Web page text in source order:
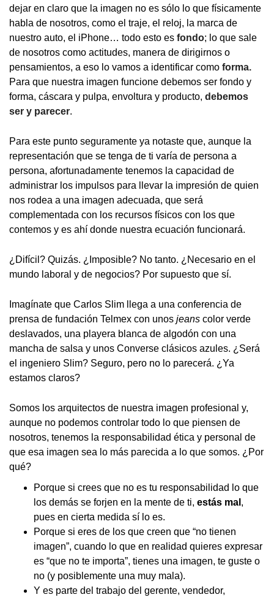
dejar en claro que la imagen no es sólo lo que físicamente
habla de nosotros, como el traje, el reloj, la marca de
nuestro auto, el iPhone… todo esto es fondo; lo que sale
de nosotros como actitudes, manera de dirigirnos o
pensamientos, a eso lo vamos a identificar como forma.
Para que nuestra imagen funcione debemos ser fondo y
forma, cáscara y pulpa, envoltura y producto, debemos
ser y parecer.
Para este punto seguramente ya notaste que, aunque la
representación que se tenga de ti varía de persona a
persona, afortunadamente tenemos la capacidad de
administrar los impulsos para llevar la impresión de quien
nos rodea a una imagen adecuada, que será
complementada con los recursos físicos con los que
contemos y es ahí donde nuestra ecuación funcionará.
¿Difícil? Quizás. ¿Imposible? No tanto. ¿Necesario en el
mundo laboral y de negocios? Por supuesto que sí.
Imagínate que Carlos Slim llega a una conferencia de
prensa de fundación Telmex con unos jeans color verde
deslavados, una playera blanca de algodón con una
mancha de salsa y unos Converse clásicos azules. ¿Será
el ingeniero Slim? Seguro, pero no lo parecerá. ¿Ya
estamos claros?
Somos los arquitectos de nuestra imagen profesional y,
aunque no podemos controlar todo lo que piensen de
nosotros, tenemos la responsabilidad ética y personal de
que esa imagen sea lo más parecida a lo que somos. ¿Por
qué?
Porque si crees que no es tu responsabilidad lo que
los demás se forjen en la mente de ti, estás mal ,
pues en cierta medida sí lo es.
Porque si eres de los que creen que “no tienen
imagen”, cuando lo que en realidad quieres expresar
es “que no te importa”, tienes una imagen, te guste o
no (y posiblemente una muy mala).
Y es parte del trabajo del gerente, vendedor,